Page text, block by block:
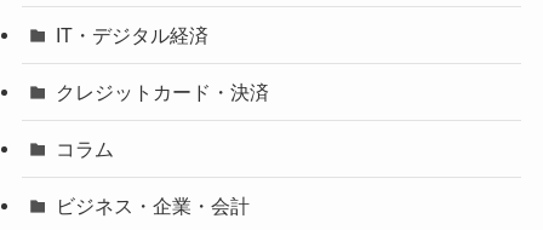
IT・デジタル経済
クレジットカード・決済
コラム
ビジネス・企業・会計